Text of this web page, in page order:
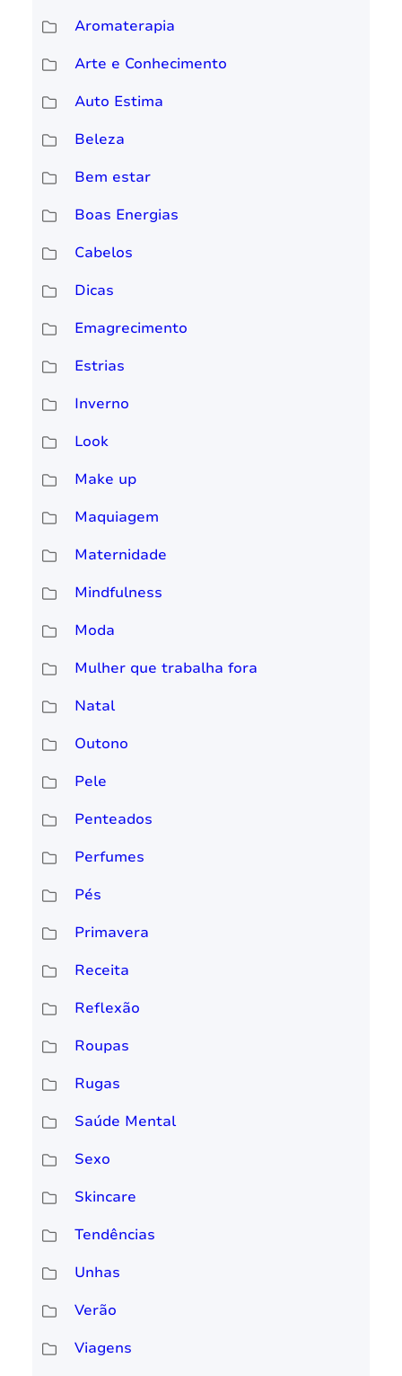
Aromaterapia
Arte e Conhecimento
Auto Estima
Beleza
Bem estar
Boas Energias
Cabelos
Dicas
Emagrecimento
Estrias
Inverno
Look
Make up
Maquiagem
Maternidade
Mindfulness
Moda
Mulher que trabalha fora
Natal
Outono
Pele
Penteados
Perfumes
Pés
Primavera
Receita
Reflexão
Roupas
Rugas
Saúde Mental
Sexo
Skincare
Tendências
Unhas
Verão
Viagens